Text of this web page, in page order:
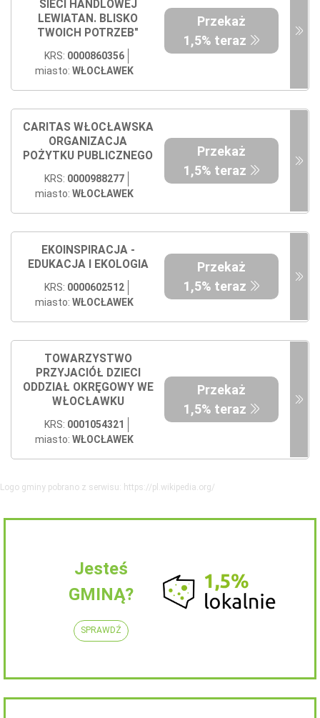
SIECI HANDLOWEJ
LEWIATAN. BLISKO
TWOICH POTRZEB"
KRS: 0000860356
miasto: WŁOCŁAWEK
Przekaż
1,5% teraz
CARITAS WŁOCŁAWSKA
ORGANIZACJA
POŻYTKU PUBLICZNEGO
KRS: 0000988277
miasto: WŁOCŁAWEK
Przekaż
1,5% teraz
EKOINSPIRACJA -
EDUKACJA I EKOLOGIA
KRS: 0000602512
miasto: WŁOCŁAWEK
Przekaż
1,5% teraz
TOWARZYSTWO
PRZYJACIÓŁ DZIECI
ODDZIAŁ OKRĘGOWY WE
WŁOCŁAWKU
KRS: 0001054321
miasto: WŁOCŁAWEK
Przekaż
1,5% teraz
Logo gminy pobrano z serwisu: https://pl.wikipedia.org/
Jesteś
GMINĄ?
SPRAWDŹ